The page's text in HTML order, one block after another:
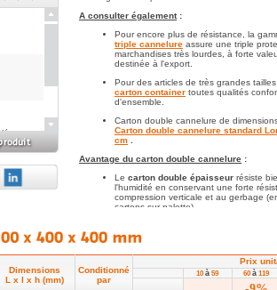
pour
A consulter également:
Pour encore plus de résistance, la
triple cannelure assure une triple
marchandises très lourdes, à forte
destinée à l'export.
Pour des articles de très grandes
carton container toutes qualités
d'ensemble.
Carton double cannelure de
Carton double cannelure standard
cm
Avantage du carton double cannelure :
Le carton double épaisseur résiste
l'humidité en conservant une forte
compression verticale et au gerbage
cartons sur palette).
l'emballage de produits non porteurs
ou de volume inférieur à celui de la
caisse carton,
est optimisé résiste mieux aux chocs et
Dimensions
L x l x h (mm)
Conditionné
par
Prix
10 à 59 60 à 119